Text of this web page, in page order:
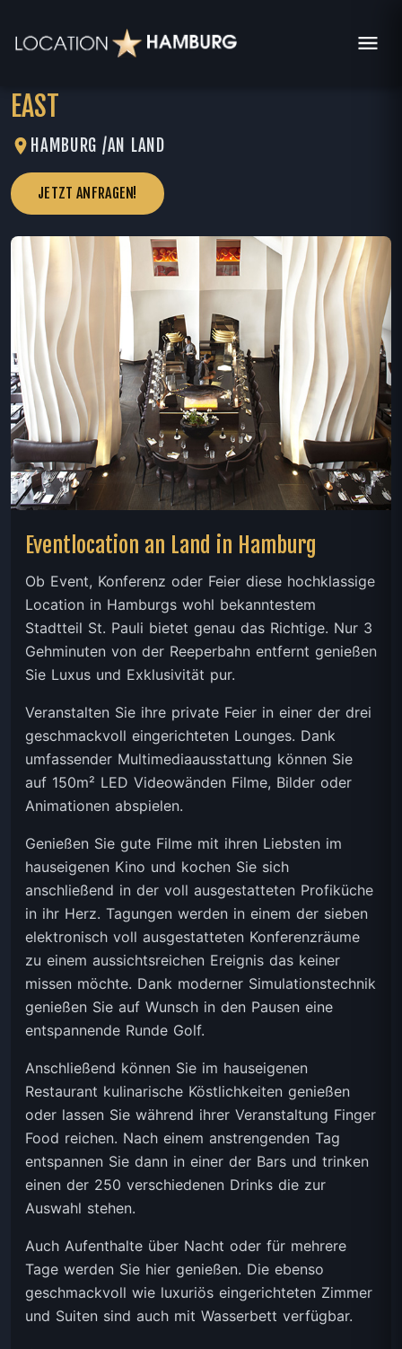
EAST
HAMBURG /AN LAND
JETZT ANFRAGEN!
Eventlocation an Land in Hamburg
Ob Event, Konferenz oder Feier diese hochklassige
Location in Hamburgs wohl bekanntestem
Stadtteil St. Pauli bietet genau das Richtige. Nur 3
Gehminuten von der Reeperbahn entfernt genießen
Sie Luxus und Exklusivität pur.
Veranstalten Sie ihre private Feier in einer der drei
geschmackvoll eingerichteten Lounges. Dank
umfassender Multimediaausstattung können Sie
auf 150m² LED Videowänden Filme, Bilder oder
Animationen abspielen.
Genießen Sie gute Filme mit ihren Liebsten im
hauseigenen Kino und kochen Sie sich
anschließend in der voll ausgestatteten Profiküche
in ihr Herz. Tagungen werden in einem der sieben
elektronisch voll ausgestatteten Konferenzräume
zu einem aussichtsreichen Ereignis das keiner
missen möchte. Dank moderner Simulationstechnik
genießen Sie auf Wunsch in den Pausen eine
entspannende Runde Golf.
Anschließend können Sie im hauseigenen
Restaurant kulinarische Köstlichkeiten genießen
oder lassen Sie während ihrer Veranstaltung Finger
Food reichen. Nach einem anstrengenden Tag
entspannen Sie dann in einer der Bars und trinken
einen der 250 verschiedenen Drinks die zur
Auswahl stehen.
Auch Aufenthalte über Nacht oder für mehrere
Tage werden Sie hier genießen. Die ebenso
geschmackvoll wie luxuriös eingerichteten Zimmer
und Suiten sind auch mit Wasserbett verfügbar.